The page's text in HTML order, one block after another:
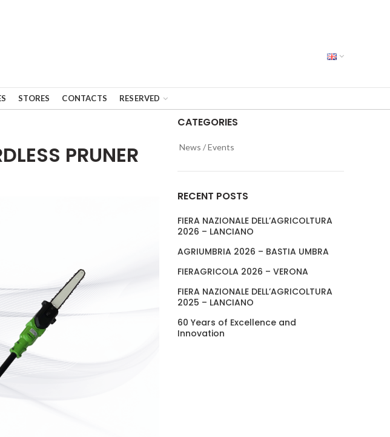
STORES CONTACTS RESERVED
PRUNER
CATEGORIES
News / Events
RECENT POSTS
FIERA NAZIONALE DELL’AGRICOLTURA
2026 – LANCIANO
AGRIUMBRIA 2026 – BASTIA UMBRA
FIERAGRICOLA 2026 – VERONA
FIERA NAZIONALE DELL’AGRICOLTURA
2025 – LANCIANO
60 Years of Excellence and
Innovation